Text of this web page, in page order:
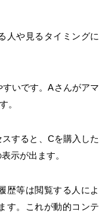
人や見るタイミングに
いです。Aさんがアマ
。
すると、Cを購入した
示が出ます。
歴等は閲覧する人によ
す。これが動的コンテ